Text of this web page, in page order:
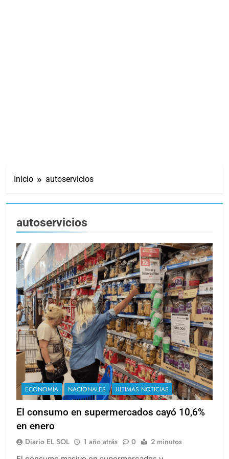
Inicio autoservicios
autoservicios
ECONOMÍA NACIONALES ULTIMAS NOTICIAS
El consumo en supermercados cayó 10,6%
en enero
Diario EL SOL 1 año atrás 0 2 minutos